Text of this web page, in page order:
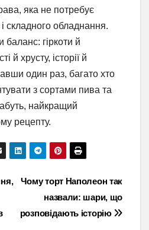
яка не потребує
і складного обладнання.
баланс: гіркоти й
й хрусту, історії й
один раз, багато хто
з сортами пива та
найкращий
рецепту.
Чому торт Наполеон так
назвали: шари, що
розповідають історію